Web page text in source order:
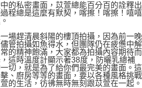
私密畫面，苡萱總能百分百的詮釋出
程總是這麼有默契，喀擦！喀擦！嘻嘻
趕清晨斜陽的樓頂拍攝，因為前一晚
管拍攝如魚得水，但團隊仍在疲憊中解
的精神飽滿，大家都為拍攝內容期待而
這時溫度計顯示著38度，防曬乳總補
切，就是為了給你們最完美的畫面。這
、廚房等等的畫面，要以各種風格挑戰
的生活，彷彿無時無刻跟苡萱在一起。